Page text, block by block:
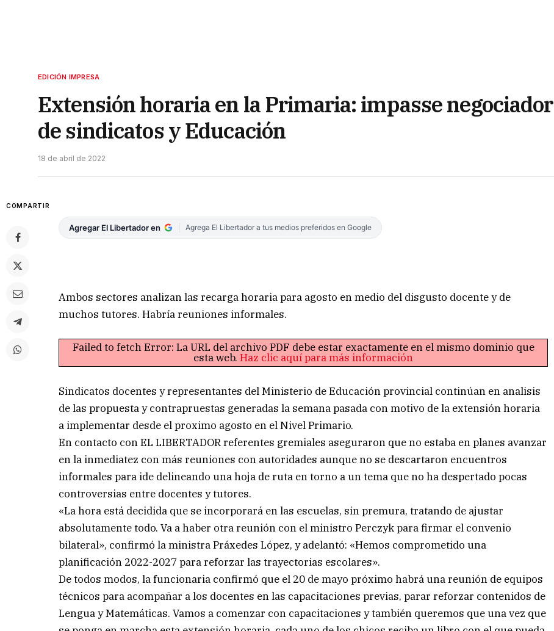
EDICIÓN IMPRESA
Extensión horaria en la Primaria: impasse negociador
de sindicatos y Educación
18 de abril de 2022
COMPARTIR
Agregar El Libertador en Agrega El Libertador a tus medios preferidos en Google
Ambos sectores analizan las recarga horaria para agosto en medio del disgusto docente y de
muchos tutores. Habría reuniones informales.
Failed to fetch Error: La URL del archivo PDF debe estar exactamente en el mismo dominio que
esta web. Haz clic aquí para más información
Sindicatos docentes y representantes del Ministerio de Educación provincial continúan en analisis
de las propuesta y contrapruestas generadas la semana pasada con motivo de la extensión horaria
a implementar desde el proximo agosto en el Nivel Primario.
En contacto con EL LIBERTADOR referentes gremiales aseguraron que no estaba en planes avanzar
en la inmediatez con más reuniones con autoridades aunque no se descartaron encuentros
informales para ide delineando una hoja de ruta en torno a un tema que no ha despertado pocas
controversias entre docentes y tutores.
«La hora está decidida que se incorporará en las escuelas, sin premura, tratando de ajustar
absolutamente todo. Va a haber otra reunión con el ministro Perczyk para firmar el convenio
bilateral», confirmó la ministra Práxedes López, y adelantó: «Hemos comprometido una
planificación 2022-2027 para reforzar las trayectorias escolares».
De todos modos, la funcionaria confirmó que el 20 de mayo próximo habrá una reunión de equipos
técnicos para acompañar a los docentes en las capacitaciones previas, parar reforzar contenidos de
Lengua y Matemáticas. Vamos a comenzar con capacitaciones y también queremos que una vez que